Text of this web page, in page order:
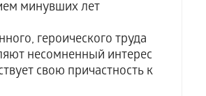
минувших лет
героического труда
несомненный интерес
свою причастность к